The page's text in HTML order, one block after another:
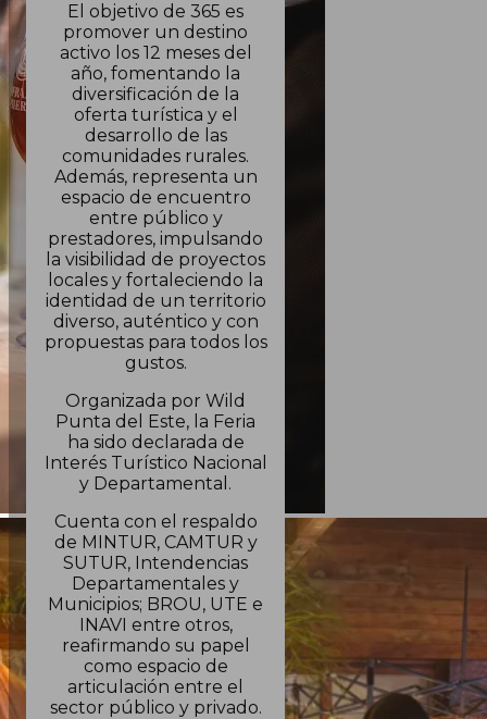
El objetivo de 365 es
promover un destino
activo los 12 meses del
año, fomentando la
diversificación de la
oferta turística y el
desarrollo de las
comunidades rurales.
Además, representa un
espacio de encuentro
entre público y
prestadores, impulsando
la visibilidad de proyectos
locales y fortaleciendo la
identidad de un territorio
diverso, auténtico y con
propuestas para todos los
gustos.
Organizada por Wild
Punta del Este, la Feria
ha sido declarada de
Interés Turístico Nacional
y Departamental.
Cuenta con el respaldo
de MINTUR, CAMTUR y
SUTUR, Intendencias
Departamentales y
Municipios; BROU, UTE e
INAVI entre otros,
reafirmando su papel
como espacio de
articulación entre el
sector público y privado.